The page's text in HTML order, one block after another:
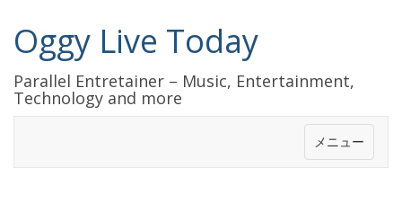
Oggy Live Today
Parallel Entretainer – Music, Entertainment,
Technology and more
メニュー